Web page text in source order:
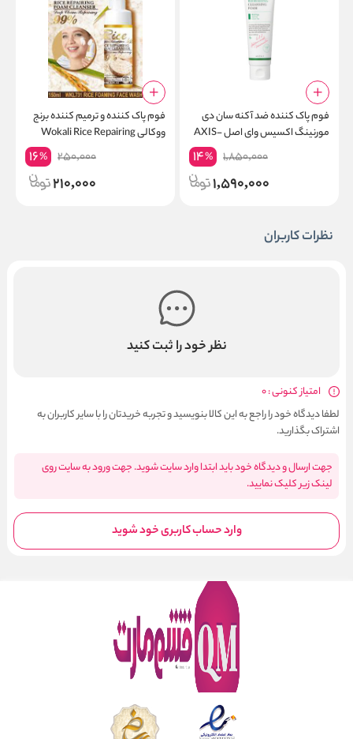
فوم پاک کننده ضد آکنه سان دی
مورنینگ اکسیس وای اصل AXIS-
Y Sunday Morning Refreshing
1,850,000
14%
1,590,000
فوم پاک کننده و ترمیم کننده برنج
ووکالی Wokali Rice Repairing
250,000
16%
210,000
نظرات کاربران
نظر خود را ثبت کنید
امتیاز کنونی : 0
لطفا دیدگاه خود را راجع به این کالا بنویسید و تجربه خریدتان را با سایر کاربران به
اشتراک بگذارید.
جهت ارسال و دیدگاه خود باید ابتدا وارد سایت شوید. جهت ورود به سایت روی
لینک زیر کلیک نمایید.
وارد حساب کاربری خود شوید